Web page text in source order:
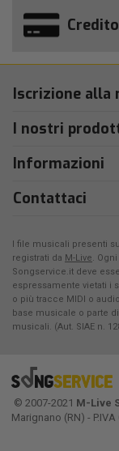
Iscrizione alla
I nostri
Informazioni
Contattaci
I file musicali presenti
registrati da M-Live.
Songservice.it deve
espressamente vietati i
o più tracce MIDI o
base musicale o parte
musicali. (Aut. SIAE n.
© 2007-2021 M-Live
Marignano (RN) -